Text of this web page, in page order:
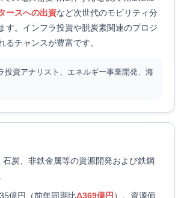
ースへの出資など次世代のモビリティ分
す。インフラ投資や脱炭素関連のプロジ
るチャンスが豊富です。
投資アナリスト、エネルギー事業開発、海
石炭、非鉄金属等の資源開発および鉄鋼
億円（前年同期比Δ369億円 ）。資源価